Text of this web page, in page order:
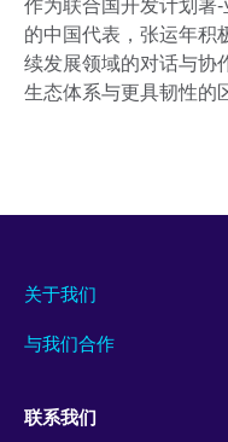
作为联合国开发计划署
的中国代表，张运年积
续发展领域的对话与协
生态体系与更具韧性的
关于我们
与我们合作
联系我们